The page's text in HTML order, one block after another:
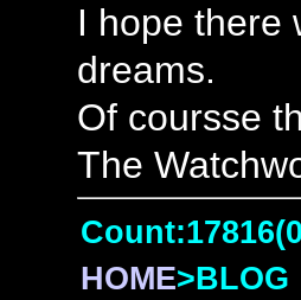
I hope there
dreams.
Of coursse
The
HOME>BLOG